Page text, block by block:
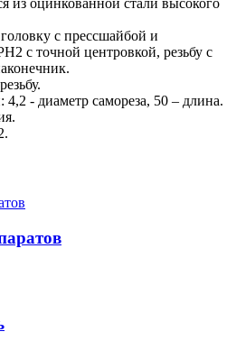
с прессшайбой и
с точной центровкой, резьбу с
- диаметр самореза, 50 – длина.